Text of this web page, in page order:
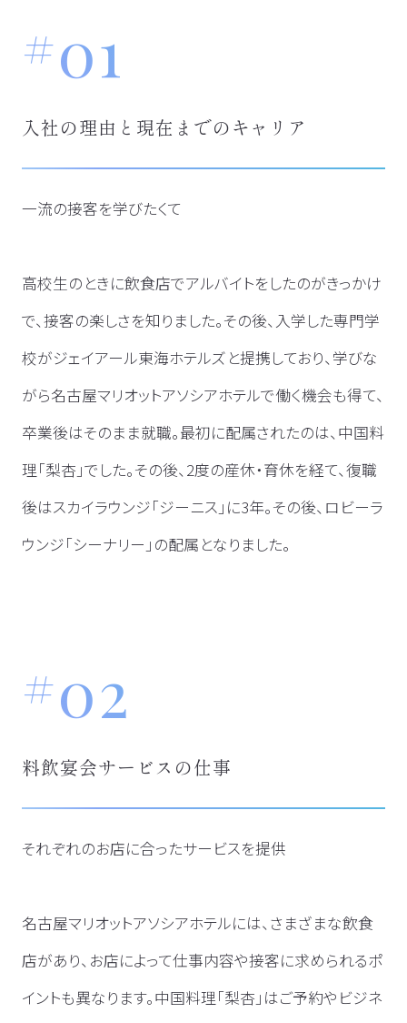
01
入社の理由と現在までのキャリア
一流の接客を学びたくて
高校生のときに飲食店でアルバイトをしたのがきっかけ
で、接客の楽しさを知りました。その後、入学した専門学
校がジェイアール東海ホテルズと提携しており、学びな
がら名古屋マリオットアソシアホテルで働く機会も得て、
卒業後はそのまま就職。最初に配属されたのは、中国料
理「梨杏」でした。その後、2度の産休・育休を経て、復職
後はスカイラウンジ「ジーニス」に3年。その後、ロビーラ
ウンジ「シーナリー」の配属となりました。
02
料飲宴会サービスの仕事
それぞれのお店に合ったサービスを提供
名古屋マリオットアソシアホテルには、さまざまな飲食
店があり、お店によって仕事内容や接客に求められるポ
イントも異なります。中国料理「梨杏」はご予約やビジネ